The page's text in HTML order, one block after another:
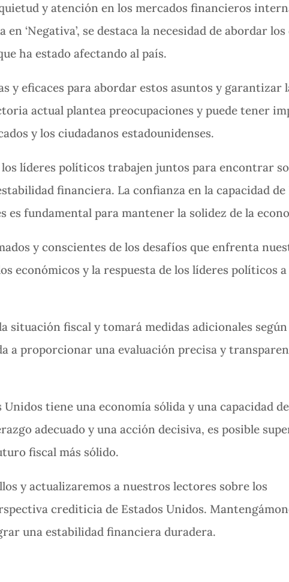
y atención en los mercados financieros
‘Negativa’, se destaca la necesidad de abordar
ha estado afectando al país.
y eficaces para abordar estos asuntos y garantizar
actual plantea preocupaciones y puede tener
y los ciudadanos estadounidenses.
líderes políticos trabajen juntos para encontrar
financiera. La confianza en la capacidad de
es fundamental para mantener la solidez de la
y conscientes de los desafíos que enfrenta
económicos y la respuesta de los líderes políticos a
situación fiscal y tomará medidas adicionales según
a proporcionar una evaluación precisa y
tiene una economía sólida y una capacidad de
adecuado y una acción decisiva, es posible
fiscal más sólido.
y actualizaremos a nuestros lectores sobre los
crediticia de Estados Unidos.
una estabilidad financiera duradera.